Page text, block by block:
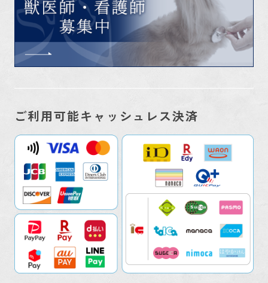
ご利用可能キャッシュレス決済